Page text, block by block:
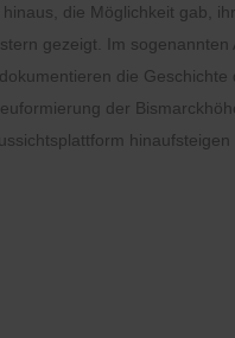
die Möglichkeit gab,
gezeigt. Im sogenannten
die
der